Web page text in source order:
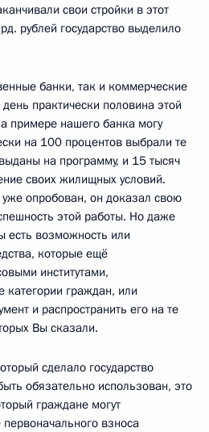
свои стройки в этот
рублей государство выделило
банки, так и коммерческие
практически половина этой
примере нашего банка могу
на 100 процентов выбрали те
на программу, и 15 тысяч
своих жилищных условий.
уже опробован, он доказал свою
этой работы. Но даже
есть возможность или
которые ещё
институтами,
категории граждан, или
и распространить его на те
Вы сказали.
сделало государство
обязательно использован, это
граждане могут
взноса